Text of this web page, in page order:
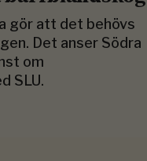
gör att det behövs
Det anser Södra
om
SLU.